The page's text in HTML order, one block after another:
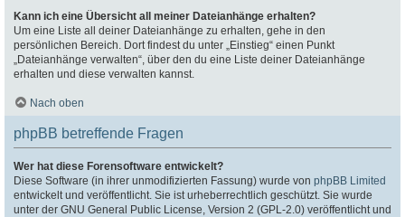
Kann ich eine Übersicht all meiner Dateianhänge erhalten?
Um eine Liste all deiner Dateianhänge zu erhalten, gehe in den
persönlichen Bereich. Dort findest du unter „Einstieg“ einen Punkt
„Dateianhänge verwalten“, über den du eine Liste deiner Dateianhänge
erhalten und diese verwalten kannst.
Nach oben
phpBB betreffende Fragen
Wer hat diese Forensoftware entwickelt?
Diese Software (in ihrer unmodifizierten Fassung) wurde von phpBB Limited
entwickelt und veröffentlicht. Sie ist urheberrechtlich geschützt. Sie wurde
unter der GNU General Public License, Version 2 (GPL-2.0) veröffentlicht und